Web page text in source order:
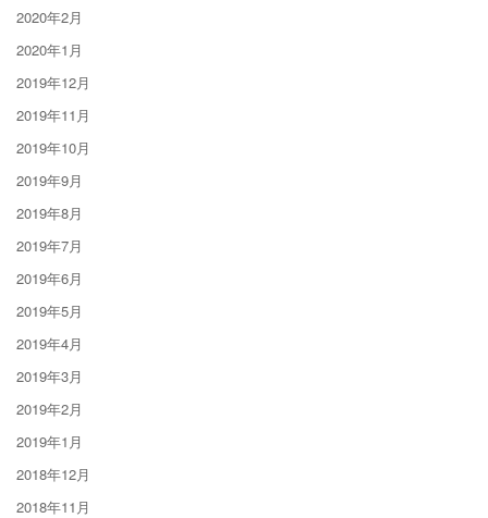
2020年2月
2020年1月
2019年12月
2019年11月
2019年10月
2019年9月
2019年8月
2019年7月
2019年6月
2019年5月
2019年4月
2019年3月
2019年2月
2019年1月
2018年12月
2018年11月